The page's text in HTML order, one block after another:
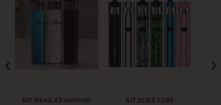
KIT DRAG X3 VOOPOO
KIT ZLIDE TUBE